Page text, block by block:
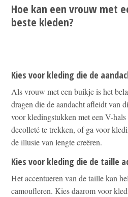
Hoe kan een vrouw met
beste kleden?
Kies voor kleding die de
Als vrouw met een buikje is het
dragen die de aandacht afleidt van
voor kledingstukken met een V-
decolleté te trekken, of ga voor
de illusie van lengte creëren.
Kies voor kleding die de taille
Het accentueren van de taille kan
camoufleren. Kies daarom voor